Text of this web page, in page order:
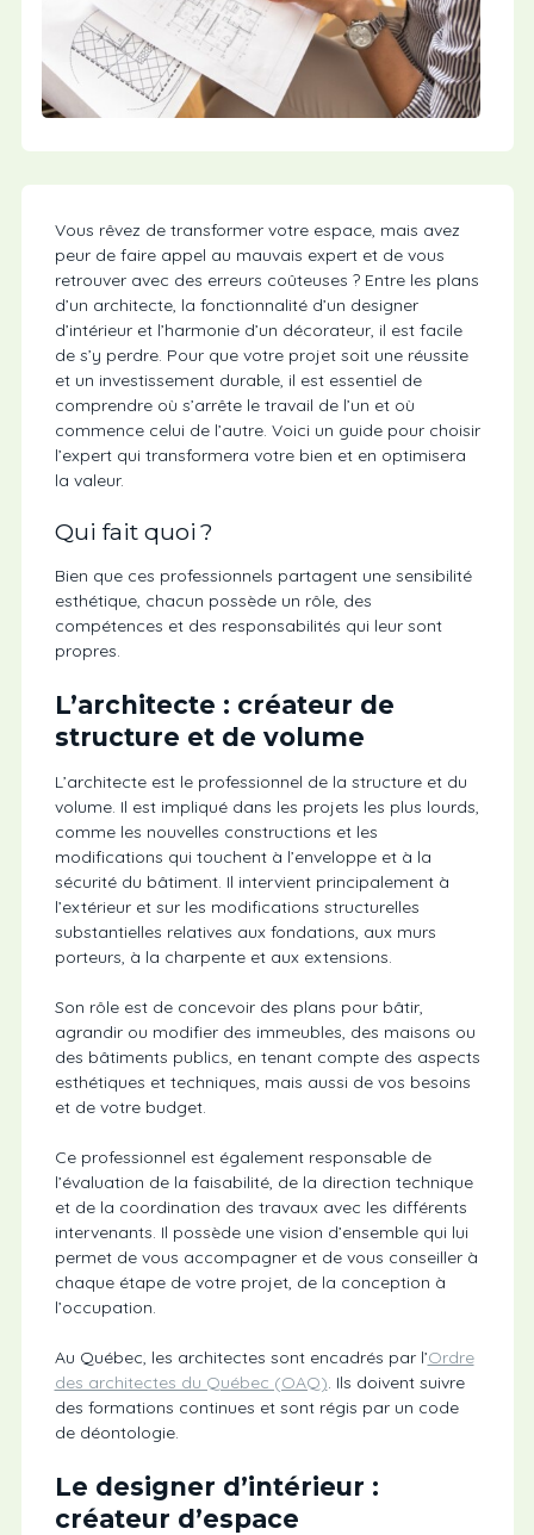
Vous rêvez de transformer votre espace, mais avez
peur de faire appel au mauvais expert et de vous
retrouver avec des erreurs coûteuses ? Entre les plans
d’un architecte, la fonctionnalité d’un designer
d’intérieur et l’harmonie d’un décorateur, il est facile
de s’y perdre. Pour que votre projet soit une réussite
et un investissement durable, il est essentiel de
comprendre où s’arrête le travail de l’un et où
commence celui de l’autre. Voici un guide pour choisir
l’expert qui transformera votre bien et en optimisera
la valeur.
Qui fait quoi ?
Bien que ces professionnels partagent une sensibilité
esthétique, chacun possède un rôle, des
compétences et des responsabilités qui leur sont
propres.
L’architecte : créateur de
structure et de volume
L’architecte est le professionnel de la structure et du
volume. Il est impliqué dans les projets les plus lourds,
comme les nouvelles constructions et les
modifications qui touchent à l’enveloppe et à la
sécurité du bâtiment. Il intervient principalement à
l’extérieur et sur les modifications structurelles
substantielles relatives aux fondations, aux murs
porteurs, à la charpente et aux extensions.
Son rôle est de concevoir des plans pour bâtir,
agrandir ou modifier des immeubles, des maisons ou
des bâtiments publics, en tenant compte des aspects
esthétiques et techniques, mais aussi de vos besoins
et de votre budget.
Ce professionnel est également responsable de
l’évaluation de la faisabilité, de la direction technique
et de la coordination des travaux avec les différents
intervenants. Il possède une vision d’ensemble qui lui
permet de vous accompagner et de vous conseiller à
chaque étape de votre projet, de la conception à
l’occupation.
Au Québec, les architectes sont encadrés par l’Ordre
des architectes du Québec (OAQ) . Ils doivent suivre
des formations continues et sont régis par un code
de déontologie.
Le designer d’intérieur :
créateur d’espace